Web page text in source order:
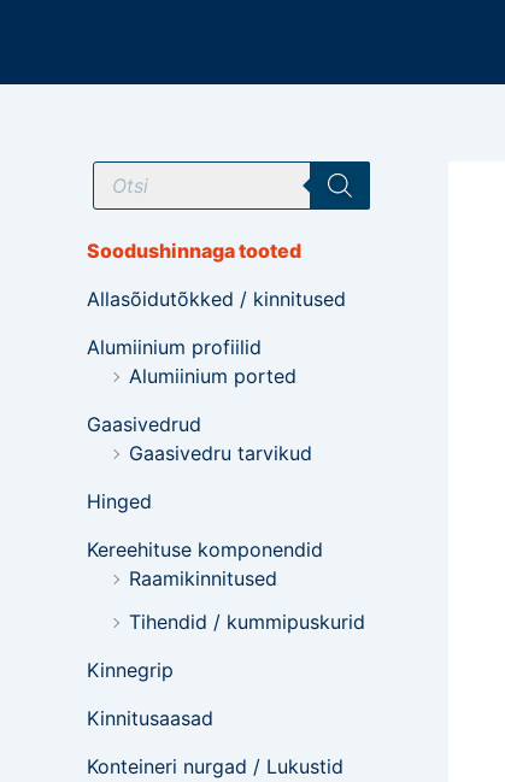
T
o
e
t
e
o
s
Soodushinnaga tooted
Allasõidutõkked / kinnitused
Alumiinium profiilid
Alumiinium ported
Gaasivedrud
Gaasivedru tarvikud
Hinged
Kereehituse komponendid
Raamikinnitused
Tihendid / kummipuskurid
Kinnegrip
Kinnitusaasad
Konteineri nurgad / Lukustid